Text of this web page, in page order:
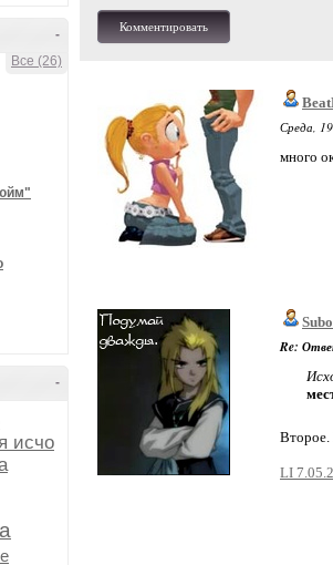
-
Все (26)
-
исчо
Комментировать
Среда,
много
Re:
Второе.
LI